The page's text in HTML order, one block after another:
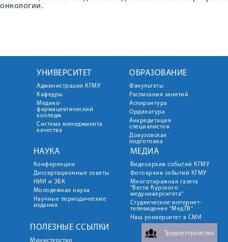
онкологии.
УНИВЕРСИТЕТ
Администрация КГМУ
Кафедры
Медико-
фармацевтический
колледж
Система менеджмента
качества
ОБРАЗОВАНИЕ
Факультеты
Расписания занятий
Аспирантура
Ординатура
Аккредитация
специалистов
Довузовская
подготовка
НАУКА
Конференции
Диссертационные советы
НИИ и ЭБК
Молодежная наука
Научные периодические
издания
МЕДИА
Видеоархив событий КГМУ
Фотоархив событий КГМУ
Многотиражная газета
"Вести Курского
медуниверситета"
Студенческое интернет-
телевидение "МедТВ"
Наш университет в СМИ
ПОЛЕЗНЫЕ ССЫЛКИ
Министерство
Трудоустройство